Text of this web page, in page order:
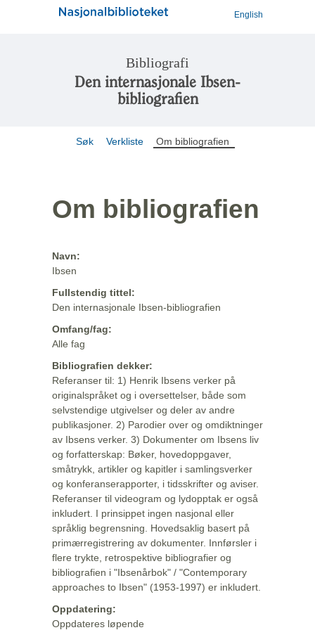
English
Bibliografi
Den internasjonale Ibsen-
bibliografien
Søk Verkliste Om bibliografien
Om bibliografien
Navn:
Ibsen
Fullstendig tittel:
Den internasjonale Ibsen-bibliografien
Omfang/fag:
Alle fag
Bibliografien dekker:
Referanser til: 1) Henrik Ibsens verker på
originalspråket og i oversettelser, både som
selvstendige utgivelser og deler av andre
publikasjoner. 2) Parodier over og omdiktninger
av Ibsens verker. 3) Dokumenter om Ibsens liv
og forfatterskap: Bøker, hovedoppgaver,
småtrykk, artikler og kapitler i samlingsverker
og konferanserapporter, i tidsskrifter og aviser.
Referanser til videogram og lydopptak er også
inkludert. I prinsippet ingen nasjonal eller
språklig begrensning. Hovedsaklig basert på
primærregistrering av dokumenter. Innførsler i
flere trykte, retrospektive bibliografier og
bibliografien i "Ibsenårbok" / "Contemporary
approaches to Ibsen" (1953-1997) er inkludert.
Oppdatering:
Oppdateres løpende